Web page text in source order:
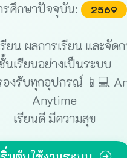
รศึกษาปัจจุบัน: 2569
ยน ผลการเรียน และจัด
นเรียนอย่างเป็นระบบ
องรับทุกอุปกรณ์ 📱💻
Anytime
เรียนดี มีความสุข